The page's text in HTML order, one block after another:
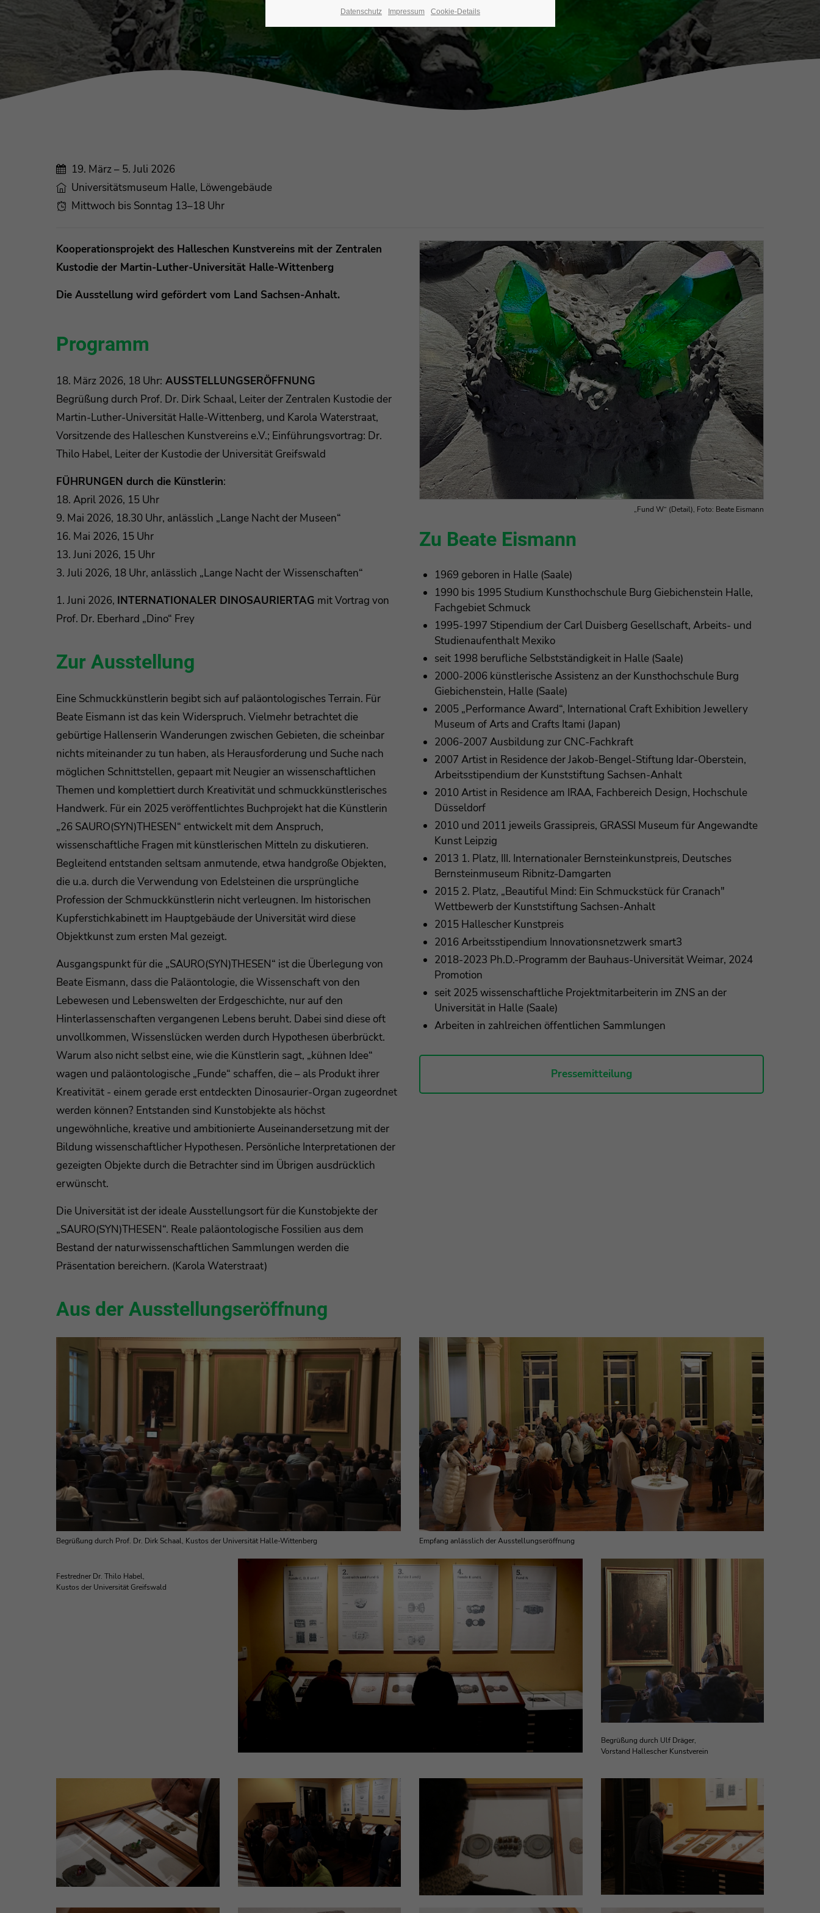
19. März – 5. Juli 2026
Universitätsmuseum Halle, Löwengebäude
Mittwoch bis Sonntag 13–18 Uhr
Kooperationsprojekt des Halleschen Kunstvereins mit der Zentralen
Kustodie der Martin-Luther-Universität Halle-Wittenberg
Die Ausstellung wird gefördert vom Land Sachsen-Anhalt.
Programm
18. März 2026, 18 Uhr: AUSSTELLUNGSERÖFFNUNG
Begrüßung durch Prof. Dr. Dirk Schaal, Leiter der Zentralen Kustodie der
Martin-Luther-Universität Halle-Wittenberg, und Karola Waterstraat,
Vorsitzende des Halleschen Kunstvereins e.V.; Einführungsvortrag: Dr.
Thilo Habel, Leiter der Kustodie der Universität Greifswald
FÜHRUNGEN durch die Künstlerin:
18. April 2026, 15 Uhr
9. Mai 2026, 18.30 Uhr, anlässlich „Lange Nacht der Museen“
16. Mai 2026, 15 Uhr
13. Juni 2026, 15 Uhr
3. Juli 2026, 18 Uhr, anlässlich „Lange Nacht der Wissenschaften“
1. Juni 2026, INTERNATIONALER DINOSAURIERTAG mit Vortrag von
Prof. Dr. Eberhard „Dino“ Frey
Zur Ausstellung
Eine Schmuckkünstlerin begibt sich auf paläontologisches Terrain. Für
Beate Eismann ist das kein Widerspruch. Vielmehr betrachtet die
gebürtige Hallenserin Wanderungen zwischen Gebieten, die scheinbar
nichts miteinander zu tun haben, als Herausforderung und Suche nach
möglichen Schnittstellen, gepaart mit Neugier an wissenschaftlichen
Themen und komplettiert durch Kreativität und schmuckkünstlerisches
Handwerk. Für ein 2025 veröffentlichtes Buchprojekt hat die Künstlerin
„26 SAURO(SYN)THESEN“ entwickelt mit dem Anspruch,
wissenschaftliche Fragen mit künstlerischen Mitteln zu diskutieren.
Begleitend entstanden seltsam anmutende, etwa handgroße Objekten,
die u.a. durch die Verwendung von Edelsteinen die ursprüngliche
Profession der Schmuckkünstlerin nicht verleugnen. Im historischen
Kupferstichkabinett im Hauptgebäude der Universität wird diese
Objektkunst zum ersten Mal gezeigt.
Ausgangspunkt für die „SAURO(SYN)THESEN“ ist die Überlegung von
Beate Eismann, dass die Paläontologie, die Wissenschaft von den
Lebewesen und Lebenswelten der Erdgeschichte, nur auf den
Hinterlassenschaften vergangenen Lebens beruht. Dabei sind diese oft
unvollkommen, Wissenslücken werden durch Hypothesen überbrückt.
Warum also nicht selbst eine, wie die Künstlerin sagt, „kühnen Idee“
wagen und paläontologische „Funde“ schaffen, die – als Produkt ihrer
Kreativität - einem gerade erst entdeckten Dinosaurier-Organ zugeordnet
werden können? Entstanden sind Kunstobjekte als höchst
ungewöhnliche, kreative und ambitionierte Auseinandersetzung mit der
Bildung wissenschaftlicher Hypothesen. Persönliche Interpretationen der
gezeigten Objekte durch die Betrachter sind im Übrigen ausdrücklich
erwünscht.
Die Universität ist der ideale Ausstellungsort für die Kunstobjekte der
„SAURO(SYN)THESEN“. Reale paläontologische Fossilien aus dem
Bestand der naturwissenschaftlichen Sammlungen werden die
Präsentation bereichern. (Karola Waterstraat)
„Fund W“ (Detail), Foto: Beate Eismann
Zu Beate Eismann
1969 geboren in Halle (Saale)
1990 bis 1995 Studium Kunsthochschule Burg Giebichenstein Halle,
Fachgebiet Schmuck
1995-1997 Stipendium der Carl Duisberg Gesellschaft, Arbeits- und
Studienaufenthalt Mexiko
seit 1998 berufliche Selbstständigkeit in Halle (Saale)
2000-2006 künstlerische Assistenz an der Kunsthochschule Burg
Giebichenstein, Halle (Saale)
2005 „Performance Award“, International Craft Exhibition Jewellery
Museum of Arts and Crafts Itami (Japan)
2006-2007 Ausbildung zur CNC-Fachkraft
2007 Artist in Residence der Jakob-Bengel-Stiftung Idar-Oberstein,
Arbeitsstipendium der Kunststiftung Sachsen-Anhalt
2010 Artist in Residence am IRAA, Fachbereich Design, Hochschule
Düsseldorf
2010 und 2011 jeweils Grassipreis, GRASSI Museum für Angewandte
Kunst Leipzig
2013 1. Platz, III. Internationaler Bernsteinkunstpreis, Deutsches
Bernsteinmuseum Ribnitz-Damgarten
2015 2. Platz, „Beautiful Mind: Ein Schmuckstück für Cranach"
Wettbewerb der Kunststiftung Sachsen-Anhalt
2015 Hallescher Kunstpreis
2016 Arbeitsstipendium Innovationsnetzwerk smart3
2018-2023 Ph.D.-Programm der Bauhaus-Universität Weimar, 2024
Promotion
seit 2025 wissenschaftliche Projektmitarbeiterin im ZNS an der
Universität in Halle (Saale)
Arbeiten in zahlreichen öffentlichen Sammlungen
Pressemitteilung
Aus der Ausstellungseröffnung
Begrüßung durch Prof. Dr. Dirk Schaal, Kustos der Universität Halle-Wittenberg Empfang anlässlich der Ausstellungseröffnung
Festredner Dr. Thilo Habel,
Kustos der Universität Greifswald
Begrüßung durch Ulf Dräger,
Vorstand Hallescher Kunstverein
Datenschutz Impressum Cookie-Details